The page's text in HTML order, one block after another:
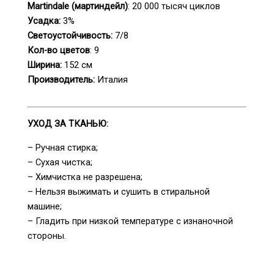
Martindale (мартиндейл): 20 000 тысяч циклов
Усадка: 3%
Светоустойчивость: 7/8
Кол-во цветов: 9
Ширина: 152 см
Производитель: Италия
УХОД ЗА ТКАНЬЮ:
– Ручная стирка;
– Сухая чистка;
– Химчистка не разрешена;
– Нельзя выжимать и сушить в стиральной
машине;
– Гладить при низкой температуре с изнаночной
стороны.